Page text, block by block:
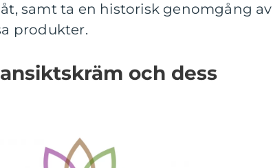
samt ta en historisk genomgång
produkter.
och dess